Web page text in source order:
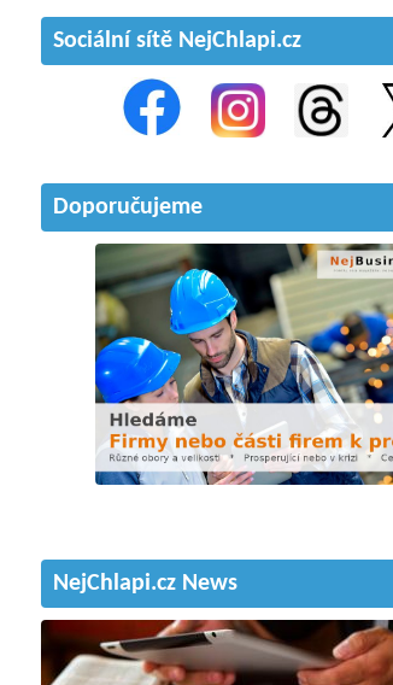
Sociální sítě NejChlapi.cz
Doporučujeme
NejChlapi.cz News